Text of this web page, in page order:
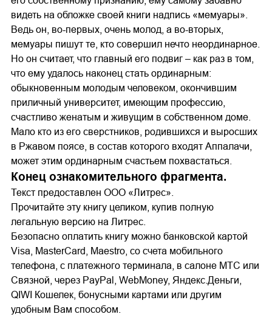
видеть на обложке своей книги надпись «мемуары».
Ведь он, во-первых, очень молод, а во-вторых,
мемуары пишут те, кто совершил нечто неординарное.
Но он считает, что главный его подвиг – как раз в том,
что ему удалось наконец стать ординарным:
обыкновенным молодым человеком, окончившим
приличный университет, имеющим профессию,
счастливо женатым и живущим в собственном доме.
Мало кто из его сверстников, родившихся и выросших
в Ржавом поясе, в состав которого входят Аппалачи,
может этим ординарным счастьем похвастаться.
Конец ознакомительного фрагмента.
Текст предоставлен ООО «Литрес».
Прочитайте эту книгу целиком, купив полную
легальную версию на Литрес.
Безопасно оплатить книгу можно банковской картой
Visa, MasterCard, Maestro, со счета мобильного
телефона, с платежного терминала, в салоне МТС или
Связной, через PayPal, WebMoney, Яндекс.Деньги,
QIWI Кошелек, бонусными картами или другим
удобным Вам способом.